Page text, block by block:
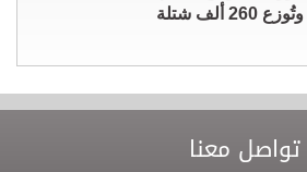
وتُوزع 260 ألف شتلة
تواصل معنا